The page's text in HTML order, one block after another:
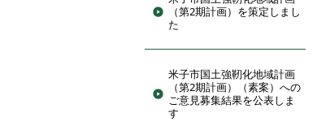
（第2期計画）を策定しまし
た
米子市国土強靭化地域計画
（第2期計画）（素案）への
ご意見募集結果を公表しま
す